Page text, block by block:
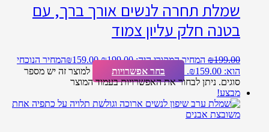
שמלת תחרה לנשים אורך ברך, עם
בטנה חלק עליון צמוד
₪199.00 המחיר המקורי היה: ₪199.00. ₪159.00
המחיר הנוכחי
הוא: ₪159.00.
בחר אפשרויות
למוצר זה יש מספר
סוגים. ניתן לבחור את האפשרויות בעמוד המוצר
מבצע!